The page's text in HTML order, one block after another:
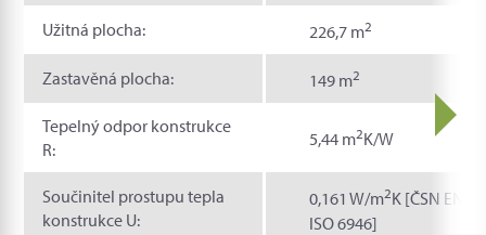
Užitná plocha: 226,7 m2
Zastavěná plocha: 149 m2
Tepelný odpor konstrukce
R:
5,44 m2K/W
Součinitel prostupu tepla
konstrukce U:
0,161 W/m2K [ČSN EN
ISO 6946]